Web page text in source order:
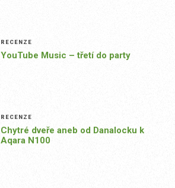
RECENZE
YouTube Music – třetí do party
RECENZE
Chytré dveře aneb od Danalocku k
Aqara N100